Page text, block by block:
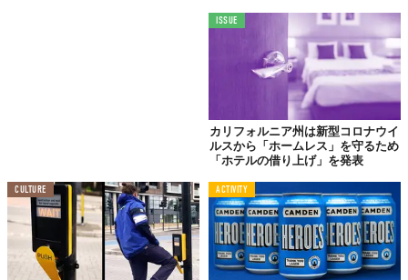
ISSUE
カリフォルニア州は新型コロナウイ
ルスから「ホームレス」を守るため
「ホテルの借り上げ」を発表
CULTURE ACTIVITY